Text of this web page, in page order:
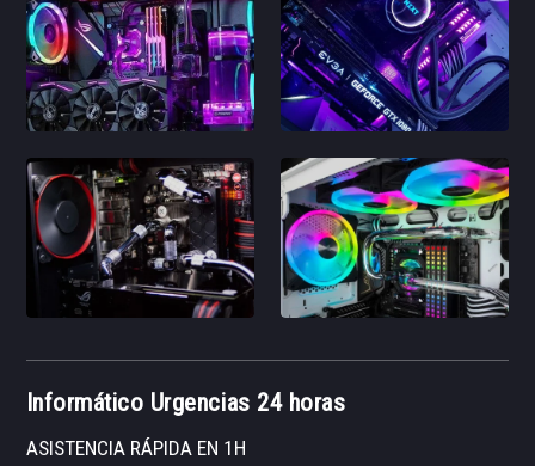
Informático Urgencias 24 horas
ASISTENCIA RÁPIDA EN 1H